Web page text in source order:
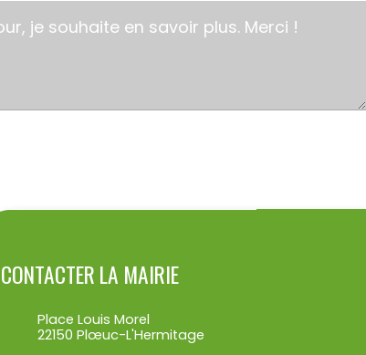
CONTACTER LA MAIRIE
Place Louis Morel
22150 Plœuc-L'Hermitage